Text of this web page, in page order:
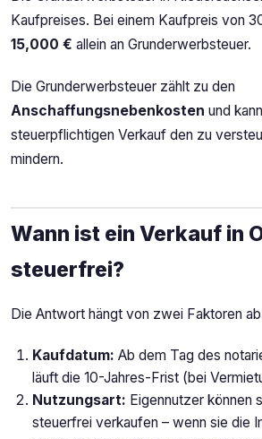
Kaufpreises. Bei einem Kaufpreis von
15,000 € allein an Grunderwerbsteuer.
Die Grunderwerbsteuer zählt zu den
Anschaffungsnebenkosten und
steuerpflichtigen Verkauf den zu
mindern.
Wann ist ein Verkauf in
steuerfrei?
Die Antwort hängt von zwei Faktoren
Kaufdatum: Ab dem Tag des
läuft die 10-Jahres-Frist (bei
Nutzungsart: Eigennutzer können
steuerfrei verkaufen – wenn sie die